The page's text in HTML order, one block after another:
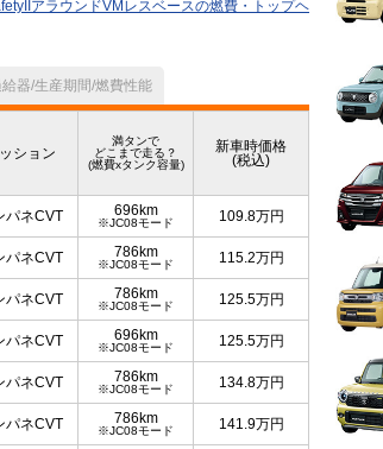
アラウンドVMレスベースの燃費・トップヘ
器/生産期間/燃費性能
ション
満タンで
どこまで走る？
(燃費xタンク容量)
新車時価格
(税込)
パネCVT 696km
※JC08モード 109.8万円
パネCVT 786km
※JC08モード 115.2万円
パネCVT 786km
※JC08モード 125.5万円
パネCVT 696km
※JC08モード 125.5万円
パネCVT 786km
※JC08モード 134.8万円
パネCVT 786km
※JC08モード 141.9万円